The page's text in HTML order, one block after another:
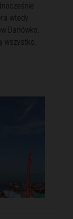
wtedy
Darłówko,
wszystko,